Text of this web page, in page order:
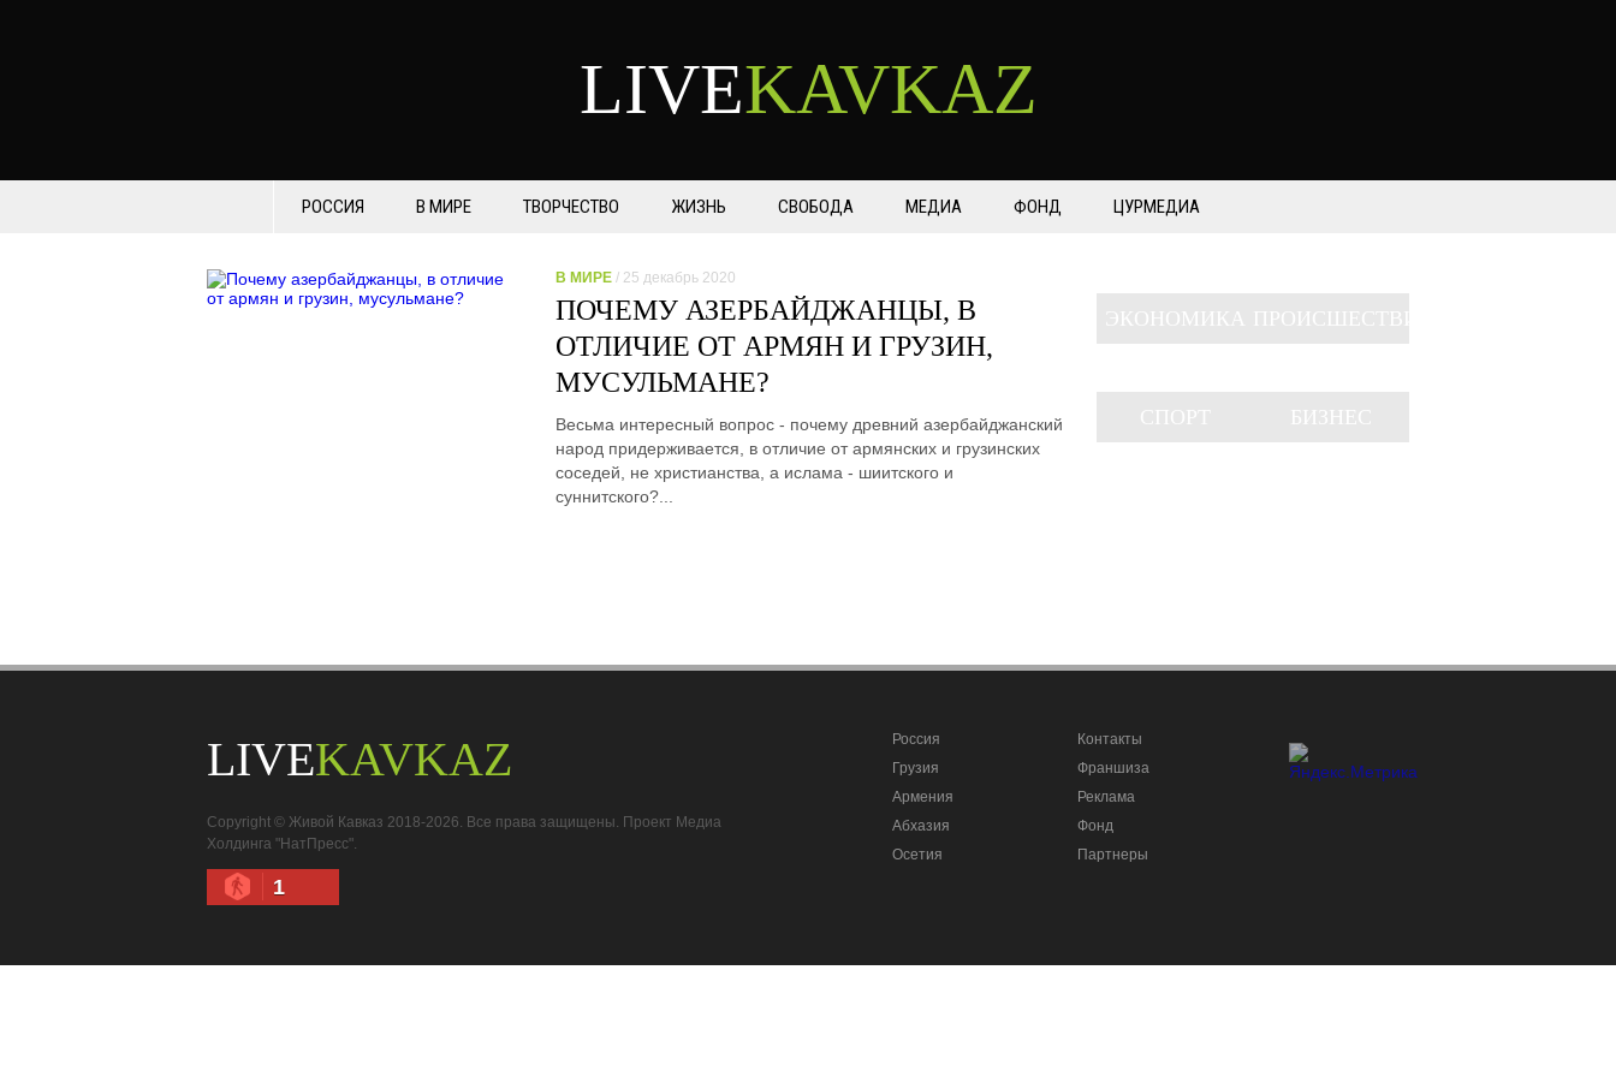
LIVEKAVKAZ
РОССИЯ В МИРЕ ТВОРЧЕСТВО ЖИЗНЬ СВОБОДА МЕДИА ФОНД ЦУРМЕДИА
В МИРЕ / 25 декабрь 2020
ПОЧЕМУ АЗЕРБАЙДЖАНЦЫ, В
ОТЛИЧИЕ ОТ АРМЯН И ГРУЗИН,
МУСУЛЬМАНЕ?
Весьма интересный вопрос - почему древний азербайджанский
народ придерживается, в отличие от армянских и грузинских
соседей, не христианства, а ислама - шиитского и
суннитского?...
LIVEKAVKAZ
Copyright © Живой Кавказ 2018-2026. Все права защищены. Проект Медиа
Холдинга "НатПресс".
1
Россия
Грузия
Армения
Абхазия
Осетия
Контакты
Франшиза
Реклама
Фонд
Партнеры